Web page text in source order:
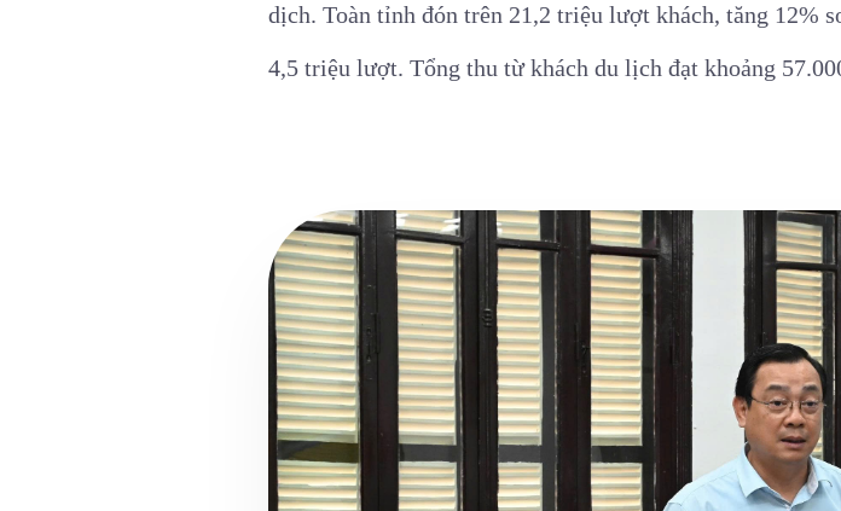
dịch. Toàn tỉnh đón trên 21,2 triệu lượt khách, tăng 12%
4,5 triệu lượt. Tổng thu từ khách du lịch đạt khoảng